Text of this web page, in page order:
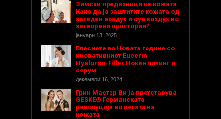
Зимски предизвици на кожата:
Како да ја заштитите кожата од
загаден воздух и сув воздух во
затворени простории?
јануари 13, 2025
Блеснете во Новата година со
иновативниот Eucerin
Hyaluron-Filler Ноќен пилинг и
серум
декември 16, 2024
Грин Мастер Ви ја претставува
GESKE® Германската
револуција во негата на
кожата